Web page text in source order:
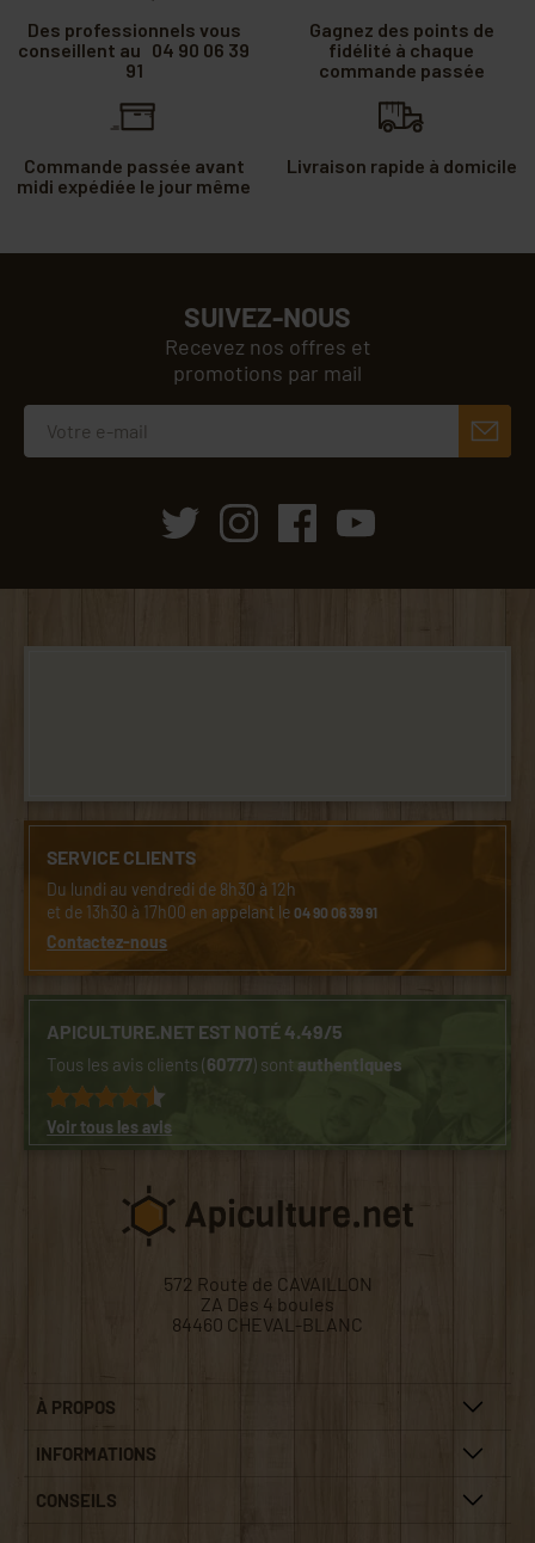
Des professionnels vous
conseillent au 04 90 06 39
91
Gagnez des points de
fidélité à chaque
commande passée
Commande passée avant
midi expédiée le jour même
Livraison rapide à domicile
SUIVEZ-NOUS
Recevez nos offres et
promotions par mail
SERVICE CLIENTS
Du lundi au vendredi de 8h30 à 12h
et de 13h30 à 17h00 en appelant le04 90 06 39 91
Contactez-nous
APICULTURE.NET EST NOTÉ 4.49/5
Tous les avis clients (60777) sontauthentiques
Voir tous les avis
572 Route de CAVAILLON
ZA Des 4 boules
84460 CHEVAL-BLANC
À PROPOS
INFORMATIONS
CONSEILS